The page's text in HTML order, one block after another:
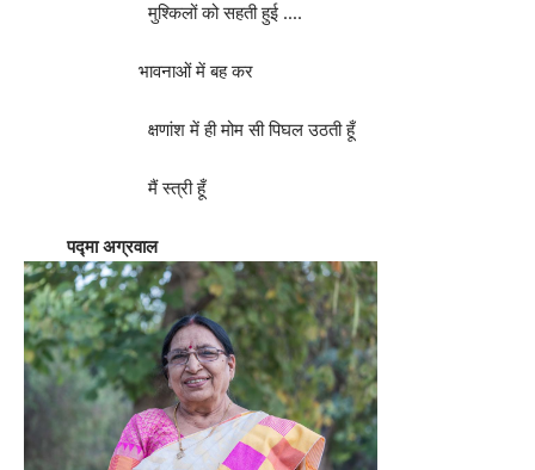
मुश्किलों को सहती हुई ….
भावनाओं में बह कर
क्षणांश में ही मोम सी पिघल उठती हूँ
मैं स्त्री हूँ
पद्मा अग्रवाल